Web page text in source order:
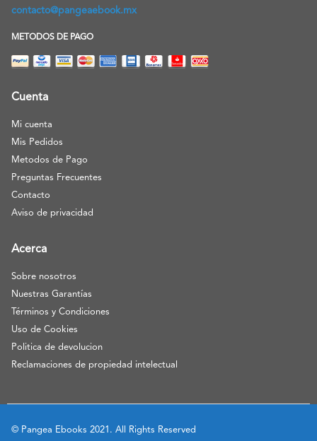
contacto@pangeaebook.mx
METODOS DE PAGO
Cuenta
Mi cuenta
Mis Pedidos
Metodos de Pago
Preguntas Frecuentes
Contacto
Aviso de privacidad
Acerca
Sobre nosotros
Nuestras Garantías
Términos y Condiciones
Uso de Cookies
Politica de devolucion
Reclamaciones de propiedad intelectual
© Pangea Ebooks 2021. All Rights Reserved